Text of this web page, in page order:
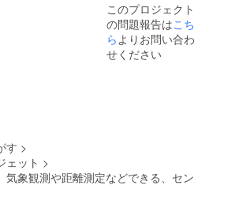
自信の
ない方
には
セット
アップ
ます。
トール
及び設
定をし
ていた
だきま
ない方
には
このプロジェクト
の問題報告はこち
らよりお問い合わ
せください
す >
ェット >
象観測や距離測定などできる、セン